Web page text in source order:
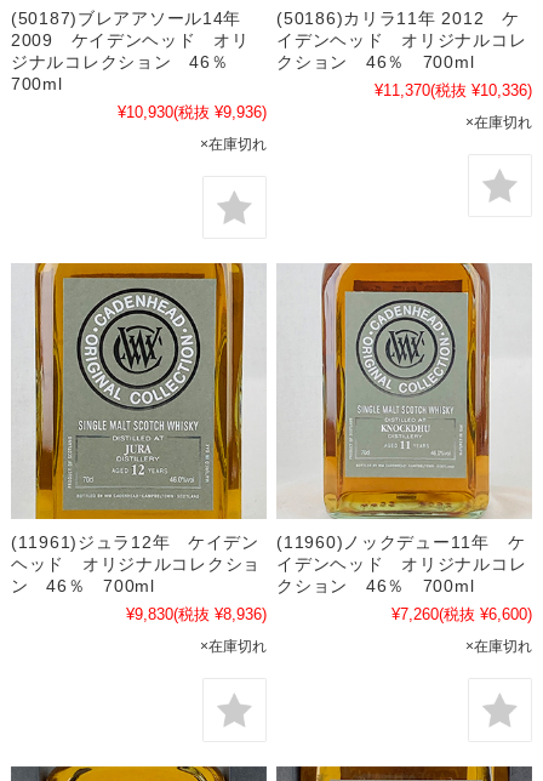
(50187)ブレアアソール14年
2009 ケイデンヘッド オリ
ジナルコレクション 46％
700ml
¥10,930(税抜 ¥9,936)
×在庫切れ
(50186)カリラ11年 2012 ケ
イデンヘッド オリジナルコレ
クション 46％ 700ml
¥11,370(税抜 ¥10,336)
×在庫切れ
(11961)ジュラ12年 ケイデン
ヘッド オリジナルコレクショ
ン 46％ 700ml
¥9,830(税抜 ¥8,936)
×在庫切れ
(11960)ノックデュー11年 ケ
イデンヘッド オリジナルコレ
クション 46％ 700ml
¥7,260(税抜 ¥6,600)
×在庫切れ